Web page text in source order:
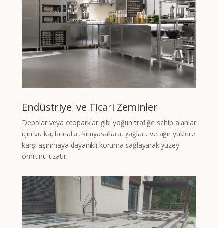
Endüstriyel ve Ticari Zeminler
Depolar veya otoparklar gibi yoğun trafiğe sahip alanlar
için bu kaplamalar, kimyasallara, yağlara ve ağır yüklere
karşı aşınmaya dayanıklı koruma sağlayarak yüzey
ömrünü uzatır.